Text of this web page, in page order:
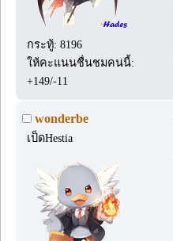
กระทู้: 8196
ให้คะแนนชื่นชมคนนี้:
+149/-11
wonderbe
เป็ดHestia